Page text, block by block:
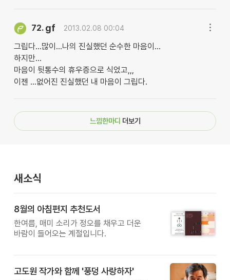
72. gf 2013.02.08 00:04
그립다...많이...나의 진실했던 순수한 마음이...
하지만...
마음이 뒷통수의 휴우증으로 식었고,,,
이젠 ...없어진 진실했던 내 마음이 그립다.
느낌한마디 더보기
새소식
8월의 아침편지 추천도서
한여름, 매미 소리가 정오를 채우고 더운
바람이 들어오는 계절입니다.
고도원 작가와 함께 '풍덩 사랑하자'